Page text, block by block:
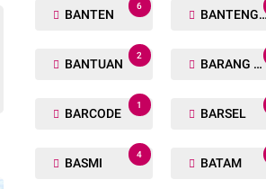
BANTEN
6
BANTENG RAIDERS
BANTUAN
2
BARANG TUAKA
BARCODE
1
BARSEL
BASMI
4
BATAM